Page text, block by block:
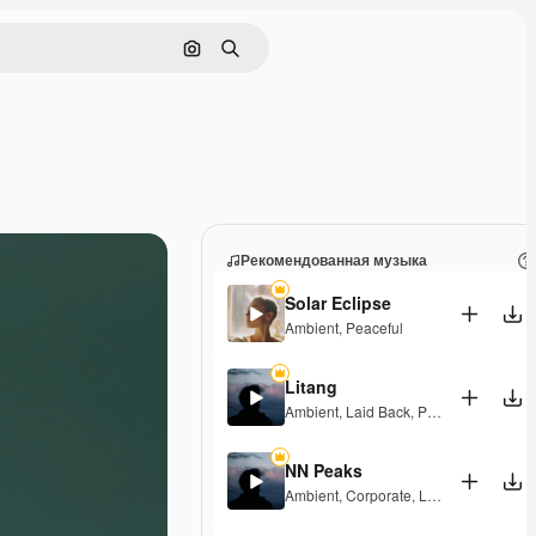
Поиск по изображению
Поиск
Рекомендованная музыка
Solar Eclipse
Ambient, Peaceful
Litang
Ambient, Laid Back, Peaceful Hopeful
NN Peaks
Ambient, Corporate, Laid Back